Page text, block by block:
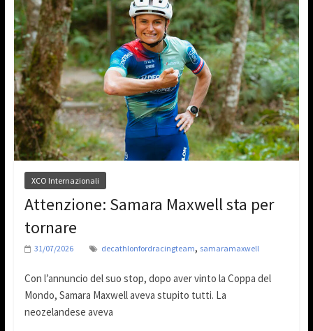
XCO Internazionali
Attenzione: Samara Maxwell sta per
tornare
31/07/2026 decathlonfordracingteam, samaramaxwell
Con l’annuncio del suo stop, dopo aver vinto la Coppa del
Mondo, Samara Maxwell aveva stupito tutti. La
neozelandese aveva